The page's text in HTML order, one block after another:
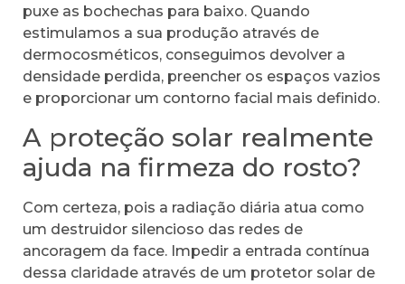
puxe as bochechas para baixo. Quando
estimulamos a sua produção através de
dermocosméticos, conseguimos devolver a
densidade perdida, preencher os espaços vazios
e proporcionar um contorno facial mais definido.
A proteção solar realmente
ajuda na firmeza do rosto?
Com certeza, pois a radiação diária atua como
um destruidor silencioso das redes de
ancoragem da face. Impedir a entrada contínua
dessa claridade através de um protetor solar de